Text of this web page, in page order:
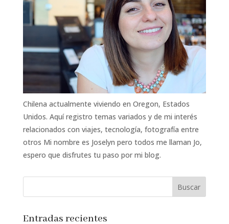
Chilena actualmente viviendo en Oregon, Estados
Unidos. Aquí registro temas variados y de mi interés
relacionados con viajes, tecnología, fotografía entre
otros Mi nombre es Joselyn pero todos me llaman Jo,
espero que disfrutes tu paso por mi blog.
Entradas recientes